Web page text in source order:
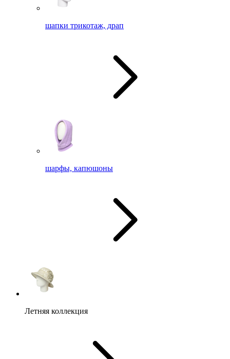
шапки трикотаж, драп
шарфы, капюшоны
Летняя коллекция